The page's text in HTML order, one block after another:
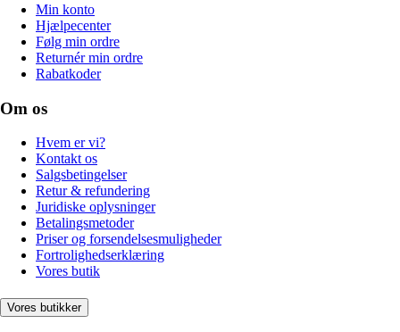
Min konto
Hjælpecenter
Følg min ordre
Returnér min ordre
Rabatkoder
Om os
Hvem er vi?
Kontakt os
Salgsbetingelser
Retur & refundering
Juridiske oplysninger
Betalingsmetoder
Priser og forsendelsesmuligheder
Fortrolighedserklæring
Vores butik
Vores butikker